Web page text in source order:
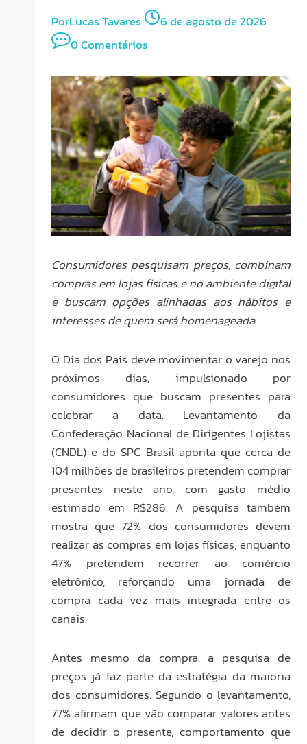
PorLucas Tavares
6 de agosto de 2026
0 Comentários
Consumidores pesquisam preços, combinam
compras em lojas físicas e no ambiente digital
e buscam opções alinhadas aos hábitos e
interesses de quem será homenageada
O Dia dos Pais deve movimentar o varejo nos
próximos dias, impulsionado por
consumidores que buscam presentes para
celebrar a data. Levantamento da
Confederação Nacional de Dirigentes Lojistas
(CNDL) e do SPC Brasil aponta que cerca de
104 milhões de brasileiros pretendem comprar
presentes neste ano, com gasto médio
estimado em R$286. A pesquisa também
mostra que 72% dos consumidores devem
realizar as compras em lojas físicas, enquanto
47% pretendem recorrer ao comércio
eletrônico, reforçando uma jornada de
compra cada vez mais integrada entre os
canais.
Antes mesmo da compra, a pesquisa de
preços já faz parte da estratégia da maioria
dos consumidores. Segundo o levantamento,
77% afirmam que vão comparar valores antes
de decidir o presente, comportamento que